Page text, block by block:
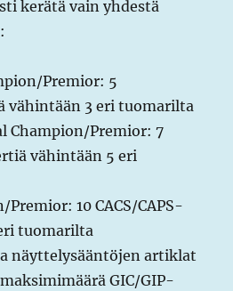
kerätä vain yhdestä
Premior: 5
vähintään 3 eri tuomarilta
Champion/Premior: 7
vähintään 5 eri
10 CACS/CAPS-
tuomarilta
näyttelysääntöjen artiklat
GIC/GIP-